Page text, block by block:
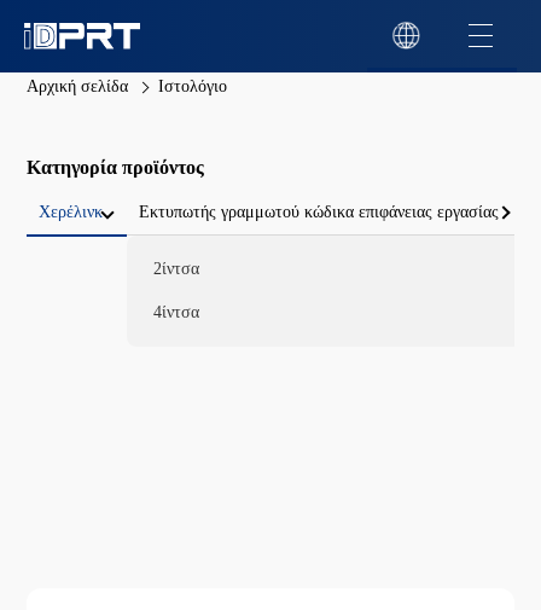
Αρχική σελίδα Ιστολόγιο
Κατηγορία προϊόντος
Χερέλινκ Εκτυπωτής γραμμωτού κώδικα επιφάνειας εργασίας
2ίντσα
4ίντσα